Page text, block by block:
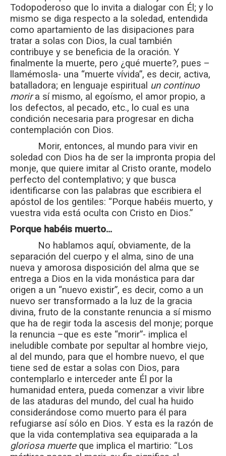
Todopoderoso que lo invita a dialogar con Él; y lo
mismo se diga respecto a la soledad, entendida
como apartamiento de las disipaciones para
tratar a solas con Dios, la cual también
contribuye y se beneficia de la oración. Y
finalmente la muerte, pero ¿qué muerte?, pues –
llamémosla- una “muerte vívida”, es decir, activa,
batalladora; en lenguaje espiritual un continuo
morira sí mismo, al egoísmo, el amor propio, a
los defectos, al pecado, etc., lo cual es una
condición necesaria para progresar en dicha
contemplación con Dios.
Morir, entonces, al mundo para vivir en
soledad con Dios ha de ser la impronta propia del
monje, que quiere imitar al Cristo orante, modelo
perfecto del contemplativo; y que busca
identificarse con las palabras que escribiera el
apóstol de los gentiles: “Porque habéis muerto, y
vuestra vida está oculta con Cristo en Dios.”
Porque habéis muerto…
No hablamos aquí, obviamente, de la
separación del cuerpo y el alma, sino de una
nueva y amorosa disposición del alma que se
entrega a Dios en la vida monástica para dar
origen a un “nuevo existir”, es decir, como a un
nuevo ser transformado a la luz de la gracia
divina, fruto de la constante renuncia a sí mismo
que ha de regir toda la ascesis del monje; porque
la renuncia –que es este “morir”- implica el
ineludible combate por sepultar al hombre viejo,
al del mundo, para que el hombre nuevo, el que
tiene sed de estar a solas con Dios, para
contemplarlo e interceder ante Él por la
humanidad entera, pueda comenzar a vivir libre
de las ataduras del mundo, del cual ha huido
considerándose como muerto para él para
refugiarse así sólo en Dios. Y esta es la razón de
que la vida contemplativa sea equiparada a la
gloriosa muerteque implica el martirio: “Los